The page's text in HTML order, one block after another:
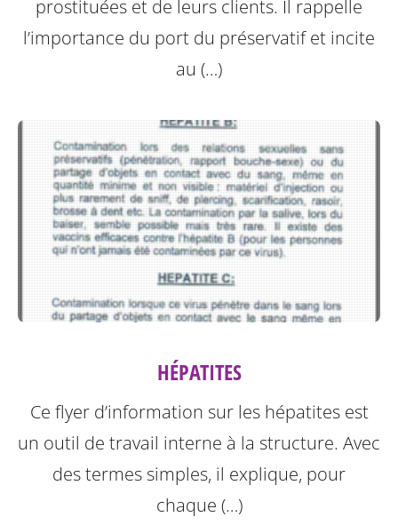
prostituées et de leurs clients. Il rappelle
l’importance du port du préservatif et incite
au (…)
HÉPATITES
Ce flyer d’information sur les hépatites est
un outil de travail interne à la structure. Avec
des termes simples, il explique, pour
chaque (…)